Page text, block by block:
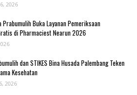
2026
Prabumulih Buka Layanan Pemeriksaan
di Pharmaciest Nearun 2026
dan STIKES Bina Husada Palembang Teken
Kesehatan
2026